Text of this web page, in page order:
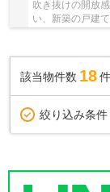
吹き抜けの開放
い、新築の戸建
該当物件数 18件
絞り込み条件